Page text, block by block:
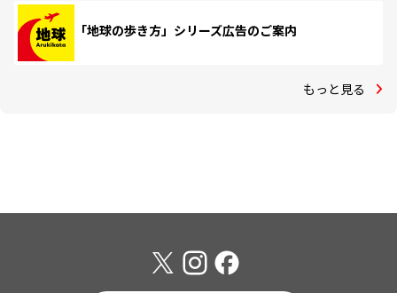
「地球の歩き方」シリーズ広告のご案内
もっと見る